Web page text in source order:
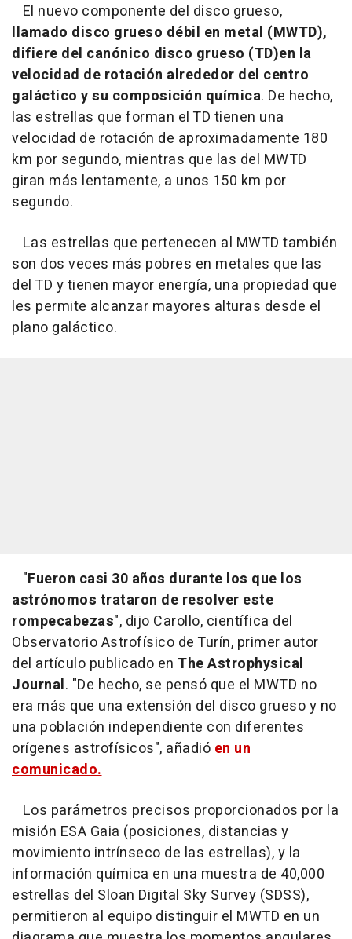
El nuevo componente del disco grueso,
llamado disco grueso débil en metal (MWTD),
difiere del canónico disco grueso (TD)en la
velocidad de rotación alrededor del centro
galáctico y su composición química. De hecho,
las estrellas que forman el TD tienen una
velocidad de rotación de aproximadamente 180
km por segundo, mientras que las del MWTD
giran más lentamente, a unos 150 km por
segundo.
Las estrellas que pertenecen al MWTD también
son dos veces más pobres en metales que las
del TD y tienen mayor energía, una propiedad que
les permite alcanzar mayores alturas desde el
plano galáctico.
"Fueron casi 30 años durante los que los
astrónomos trataron de resolver este
rompecabezas", dijo Carollo, científica del
Observatorio Astrofísico de Turín, primer autor
del artículo publicado en The Astrophysical
Journal. "De hecho, se pensó que el MWTD no
era más que una extensión del disco grueso y no
una población independiente con diferentes
orígenes astrofísicos", añadióen un
comunicado.
Los parámetros precisos proporcionados por la
misión ESA Gaia (posiciones, distancias y
movimiento intrínseco de las estrellas), y la
información química en una muestra de 40,000
estrellas del Sloan Digital Sky Survey (SDSS),
permitieron al equipo distinguir el MWTD en un